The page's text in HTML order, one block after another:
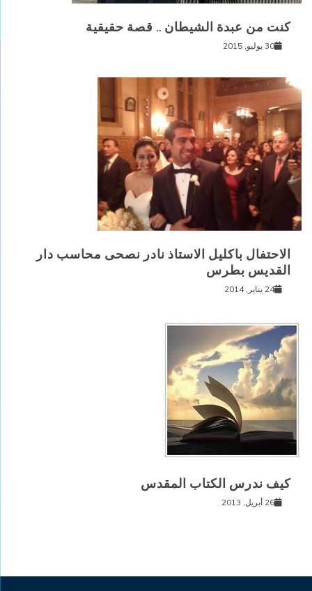
كنت من عبدة الشيطان .. قصة حقيقية
30 يوليو, 2015
الاحتفال باكليل الاستاذ نادر نصحى محاسب دار
القديس بطرس
24 يناير, 2014
كيف ندرس الكتاب المقدس
26 أبريل, 2013